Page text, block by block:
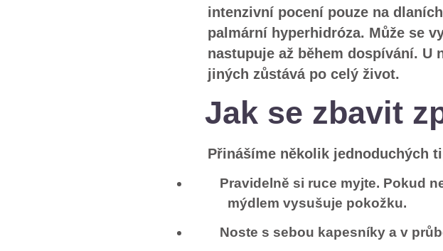
intenzivní pocení pouze na
palmární hyperhidróza. Může se
nastupuje až během dospívání.
jiných zůstává po celý život.
Jak se zbavit
Přinášíme několik jednoduchých
Pravidelně si ruce myjte. Pokud
mýdlem vysušuje pokožku.
Noste s sebou kapesníky a v